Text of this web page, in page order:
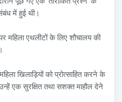
में हुई थी।
महिला एथलीटों के लिए शौचालय की
खिलाड़ियों को प्रोत्साहित करने के
एक सुरक्षित तथा सशक्त माहौल देने